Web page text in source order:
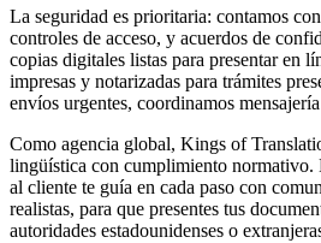
La seguridad es prioritaria: contamos
controles de acceso, y acuerdos de
copias digitales listas para presentar en
impresas y notarizadas para trámites
envíos urgentes, coordinamos
Como agencia global, Kings of
lingüística con cumplimiento normativo.
al cliente te guía en cada paso con
realistas, para que presentes tus
autoridades estadounidenses o